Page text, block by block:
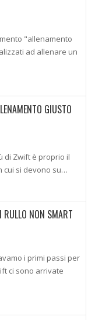
"allenamento
ad allenare un
GIUSTO
di Zwift è proprio il
cui si devono su…
RULLO NON SMART
i primi passi per
ci sono arrivate